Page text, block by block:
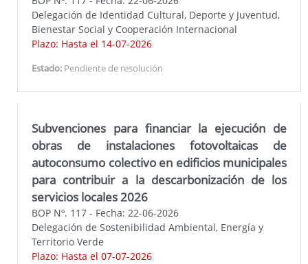
Delegación de Identidad Cultural, Deporte y Juventud,
Bienestar Social y Cooperación Internacional
Plazo: Hasta el 14-07-2026
Estado: Pendiente de resolución
Subvenciones para financiar la ejecución de
obras de instalaciones fotovoltaicas de
autoconsumo colectivo en edificios municipales
para contribuir a la descarbonización de los
servicios locales 2026
BOP Nº. 117 - Fecha: 22-06-2026
Delegación de Sostenibilidad Ambiental, Energía y
Territorio Verde
Plazo: Hasta el 07-07-2026